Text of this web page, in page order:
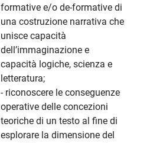
formative e/o de-formative di
una costruzione narrativa che
unisce capacità
dell’immaginazione e
capacità logiche, scienza e
letteratura;
- riconoscere le conseguenze
operative delle concezioni
teoriche di un testo al fine di
esplorare la dimensione del